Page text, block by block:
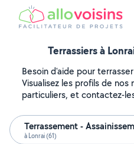
Terrassiers à
Besoin d'aide pour
Visualisez les profils de
particuliers, et contactez-
Terrassement -
à Lonrai (61)